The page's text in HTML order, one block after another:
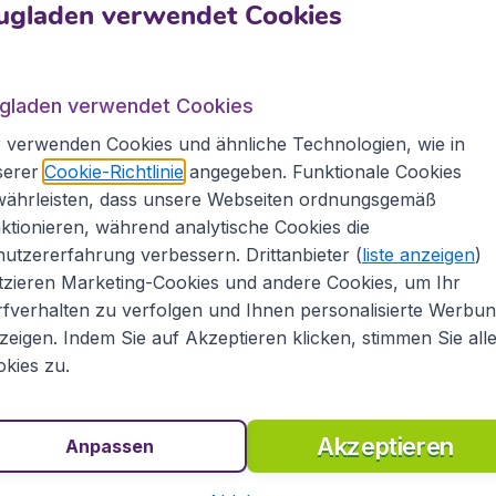
immer ein preiswertes Flugticket. Wir bringen
Fluggesellschaften an Ihr Reiseziel in
renommierten Fluggesellschaften zu einem
zum Budgetpreis können Sie bei
und Mietwagen in
buchen.
bekannten Billigfluggesellschaften, wie
auch von allen Linienfluggesellschaften wie
Flugdatenbank finden Sie realtime und in
so die gewünschten Flüge schnell und
Sie mehr aus Ihrem Reisebudget!
nach Glasgow, sondern auch günstige
verwendet Cookies
verwendet Cookies
verwenden Cookies und ähnliche Technologien, wie in
Cookie-Richtlinieangegeben. Funktionale Cookies
dass unsere Webseiten ordnungsgemäß
während analytische Cookies die
verbessern. Drittanbieter (liste anzeigen)
Marketing-Cookies und andere Cookies, um Ihr
zu verfolgen und Ihnen personalisierte
Indem Sie auf Akzeptieren klicken, stimmen Sie
zu.
Akzeptieren
Anpassen